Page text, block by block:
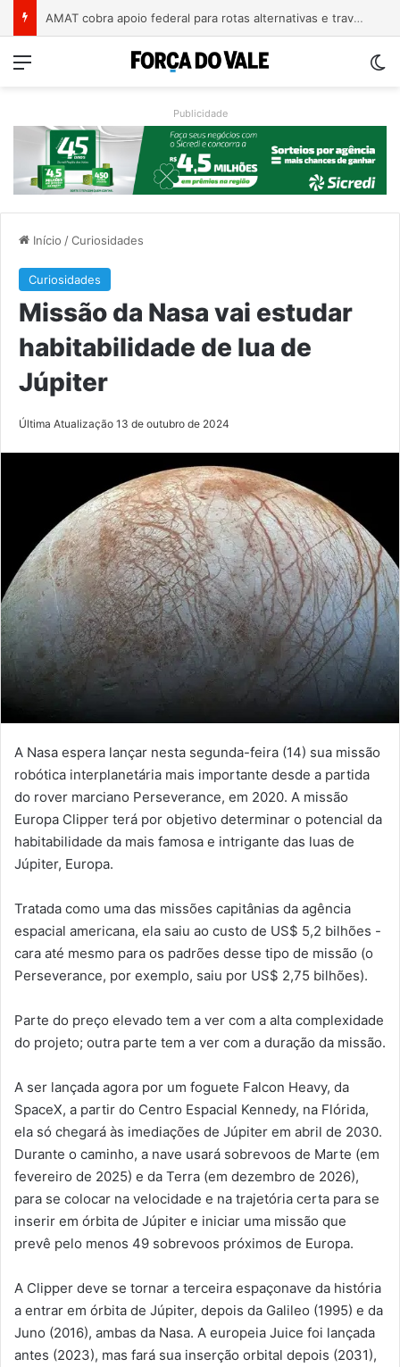
A arte de projetar o dom de cuidar
Menu
Publicidade
Início /Curiosidades
Curiosidades
Missão da Nasa vai estudar
habitabilidade de lua de
Júpiter
Última Atualização 13 de outubro de 2024
A Nasa espera lançar nesta segunda-feira (14) sua missão
robótica interplanetária mais importante desde a partida
do rover marciano Perseverance, em 2020. A missão
Europa Clipper terá por objetivo determinar o potencial da
habitabilidade da mais famosa e intrigante das luas de
Júpiter, Europa.
Tratada como uma das missões capitânias da agência
espacial americana, ela saiu ao custo de US$ 5,2 bilhões -
cara até mesmo para os padrões desse tipo de missão (o
Perseverance, por exemplo, saiu por US$ 2,75 bilhões).
Parte do preço elevado tem a ver com a alta complexidade
do projeto; outra parte tem a ver com a duração da missão.
A ser lançada agora por um foguete Falcon Heavy, da
SpaceX, a partir do Centro Espacial Kennedy, na Flórida,
ela só chegará às imediações de Júpiter em abril de 2030.
Durante o caminho, a nave usará sobrevoos de Marte (em
fevereiro de 2025) e da Terra (em dezembro de 2026),
para se colocar na velocidade e na trajetória certa para se
inserir em órbita de Júpiter e iniciar uma missão que
prevê pelo menos 49 sobrevoos próximos de Europa.
A Clipper deve se tornar a terceira espaçonave da história
a entrar em órbita de Júpiter, depois da Galileo (1995) e da
Juno (2016), ambas da Nasa. A europeia Juice foi lançada
antes (2023), mas fará sua inserção orbital depois (2031),